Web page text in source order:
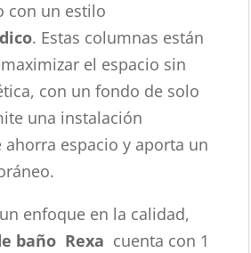
con un estilo
. Estas columnas están
el espacio sin
con un fondo de solo
una instalación
espacio y aporta un
enfoque en la calidad,
baño Rexa cuenta con 1